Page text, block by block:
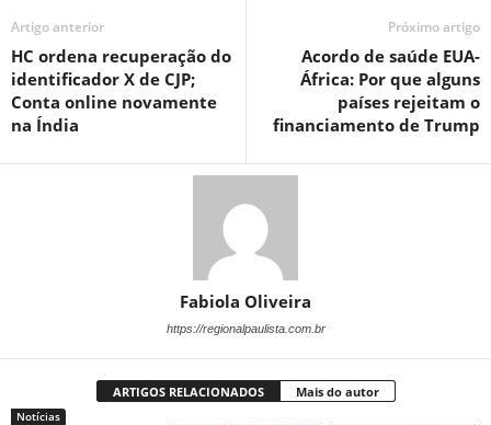
Artigo anterior
HC ordena recuperação do
identificador X de CJP;
Conta online novamente
na Índia
Próximo artigo
Acordo de saúde EUA-
África: Por que alguns
países rejeitam o
financiamento de Trump
Fabiola Oliveira
https://regionalpaulista.com.br
ARTIGOS RELACIONADOS Mais do autor
Notícias